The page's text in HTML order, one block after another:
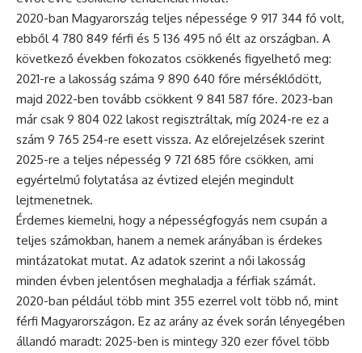
2020-ban Magyarország teljes népessége 9 917 344 fő volt,
ebből 4 780 849 férfi és 5 136 495 nő élt az országban. A
következő években fokozatos csökkenés figyelhető meg:
2021-re a lakosság száma 9 890 640 főre mérséklődött,
majd 2022-ben tovább csökkent 9 841 587 főre. 2023-ban
már csak 9 804 022 lakost regisztráltak, míg 2024-re ez a
szám 9 765 254-re esett vissza. Az előrejelzések szerint
2025-re a teljes népesség 9 721 685 főre csökken, ami
egyértelmű folytatása az évtized elején megindult
lejtmenetnek.
Érdemes kiemelni, hogy a népességfogyás nem csupán a
teljes számokban, hanem a nemek arányában is érdekes
mintázatokat mutat. Az adatok szerint a női lakosság
minden évben jelentősen meghaladja a férfiak számát.
2020-ban például több mint 355 ezerrel volt több nő, mint
férfi Magyarországon. Ez az arány az évek során lényegében
állandó maradt: 2025-ben is mintegy 320 ezer fővel több